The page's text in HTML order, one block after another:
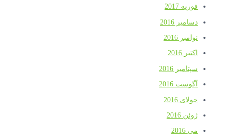
فوریه 2017
دسامبر 2016
نوامبر 2016
اکتبر 2016
سپتامبر 2016
آگوست 2016
جولای 2016
ژوئن 2016
می 2016